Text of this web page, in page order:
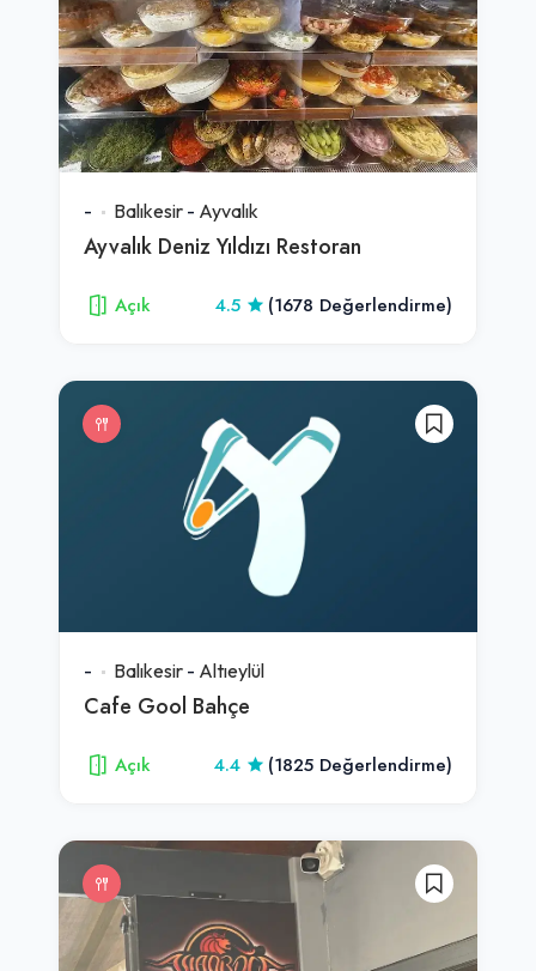
- Balıkesir - Ayvalık
Ayvalık Deniz Yıldızı Restoran
Açık 4.5 (1678 Değerlendirme)
- Balıkesir - Altıeylül
Cafe Gool Bahçe
Açık 4.4 (1825 Değerlendirme)